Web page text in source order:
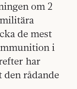
om 2
de mest
i
har
rådande